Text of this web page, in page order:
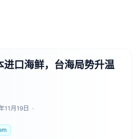
进口海鲜，台海局势升温
11月19日 ·